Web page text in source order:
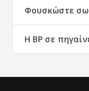
Φουσκώστε
Η BP σε